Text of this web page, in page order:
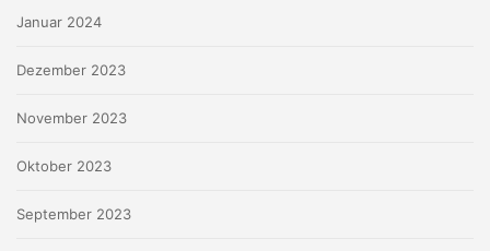
Januar 2024
Dezember 2023
November 2023
Oktober 2023
September 2023